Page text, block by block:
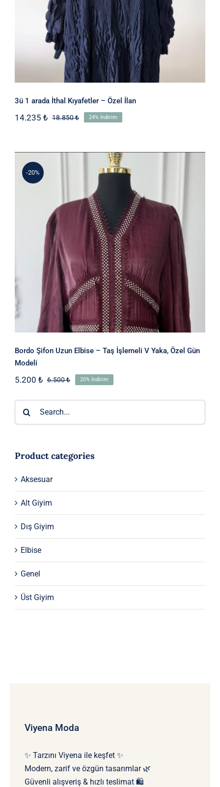
3ü 1 arada İthal Kıyafetler – Özel İlan
18.850₺Orijinal
14.235 ₺
Şu
14.235 ₺.
24% İndirim
-20%
Bordo Şifon Uzun Elbise – Taş
İşlemeli V Yaka, Özel Gün Modeli
Bordo Şifon Uzun Elbise – Taş İşlemeli V Yaka, Özel Gün
Modeli
6.500₺Orijinal
6.500 ₺.
5.200 ₺
Şu
fiyat:
5.200 ₺.
20% İndirim
Product categories
Aksesuar
Alt Giyim
Dış Giyim
Elbise
Genel
Üst Giyim
Viyena Moda
✨ Tarzını Viyena ile keşfet ✨
Modern, zarif ve özgün tasarımlar 🌿
Güvenli alışveriş & hızlı teslimat 🛍️